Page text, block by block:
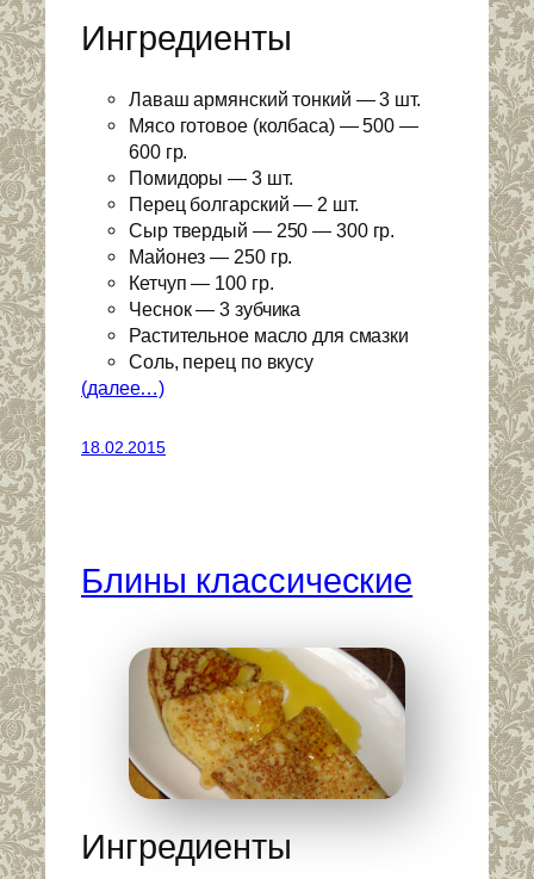
Ингредиенты
Лаваш армянский тонкий — 3 шт.
Мясо готовое (колбаса) — 500 —
600 гр.
Помидоры — 3 шт.
Перец болгарский — 2 шт.
Сыр твердый — 250 — 300 гр.
Майонез — 250 гр.
Кетчуп — 100 гр.
Чеснок — 3 зубчика
Растительное масло для смазки
Соль, перец по вкусу
(далее…)
18.02.2015
Блины классические
Ингредиенты